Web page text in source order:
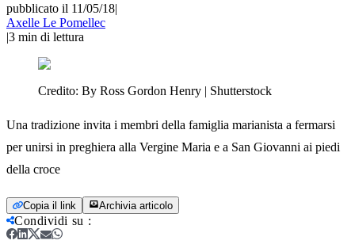
pubblicato il 11/05/18|
Axelle Le Pomellec
|3 min di lettura
Credito: By Ross Gordon Henry | Shutterstock
Una tradizione invita i membri della famiglia marianista a fermarsi
per unirsi in preghiera alla Vergine Maria e a San Giovanni ai piedi
della croce
Copia il link Archivia articolo
Condividi su :